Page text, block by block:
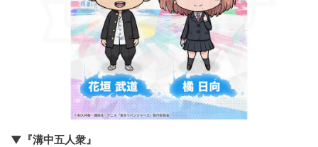
▼『溝中五人衆』